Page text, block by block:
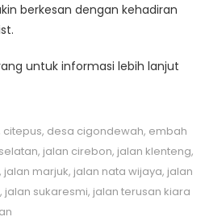
berkesan dengan kehadiran
untuk informasi lebih lanjut
citepus, desa cigondewah, embah
, jalan cirebon, jalan klenteng,
, jalan marjuk, jalan nata wijaya, jalan
, jalan sukaresmi, jalan terusan kiara